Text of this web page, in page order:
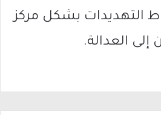
التهديدات بشكل مركز
إلى العدالة.